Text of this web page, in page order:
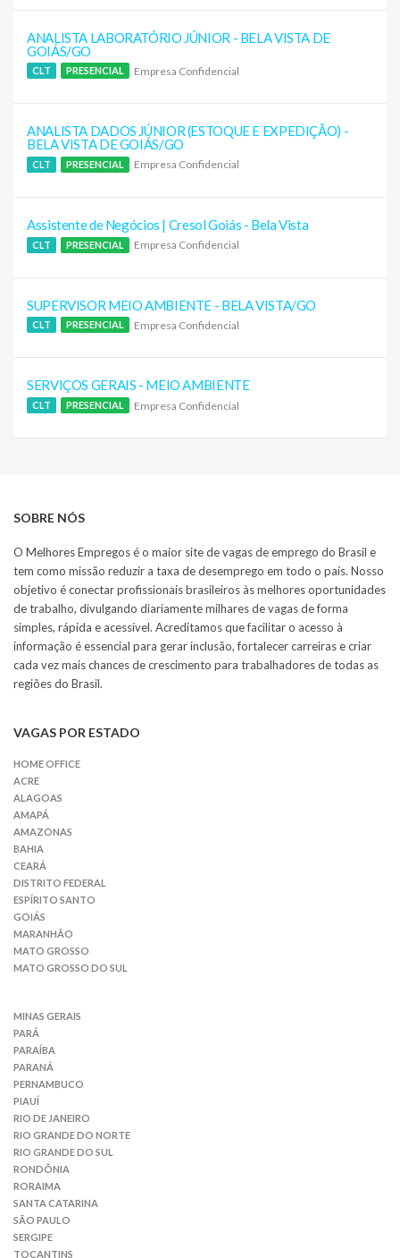
ANALISTA LABORATÓRIO JÚNIOR - BELA VISTA DE
GOIÁS/GO
CLT PRESENCIAL Empresa Confidencial
ANALISTA DADOS JÚNIOR (ESTOQUE E EXPEDIÇÃO) -
BELA VISTA DE GOIÁS/GO
CLT PRESENCIAL Empresa Confidencial
Assistente de Negócios | Cresol Goiás - Bela Vista
CLT PRESENCIAL Empresa Confidencial
SUPERVISOR MEIO AMBIENTE - BELA VISTA/GO
CLT PRESENCIAL Empresa Confidencial
SERVIÇOS GERAIS - MEIO AMBIENTE
CLT PRESENCIAL Empresa Confidencial
SOBRE NÓS
O Melhores Empregos é o maior site de vagas de emprego do Brasil e
tem como missão reduzir a taxa de desemprego em todo o país. Nosso
objetivo é conectar profissionais brasileiros às melhores oportunidades
de trabalho, divulgando diariamente milhares de vagas de forma
simples, rápida e acessível. Acreditamos que facilitar o acesso à
informação é essencial para gerar inclusão, fortalecer carreiras e criar
cada vez mais chances de crescimento para trabalhadores de todas as
regiões do Brasil.
VAGAS POR ESTADO
HOME OFFICE
ACRE
ALAGOAS
AMAPÁ
AMAZONAS
BAHIA
CEARÁ
DISTRITO FEDERAL
ESPÍRITO SANTO
GOIÁS
MARANHÃO
MATO GROSSO
MATO GROSSO DO SUL
MINAS GERAIS
PARÁ
PARAÍBA
PARANÁ
PERNAMBUCO
PIAUÍ
RIO DE JANEIRO
RIO GRANDE DO NORTE
RIO GRANDE DO SUL
RONDÔNIA
RORAIMA
SANTA CATARINA
SÃO PAULO
SERGIPE
TOCANTINS